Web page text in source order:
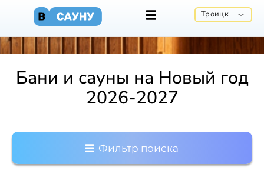
Троицк
Бани и сауны на Новый год
2026-2027
Фильтр поиска